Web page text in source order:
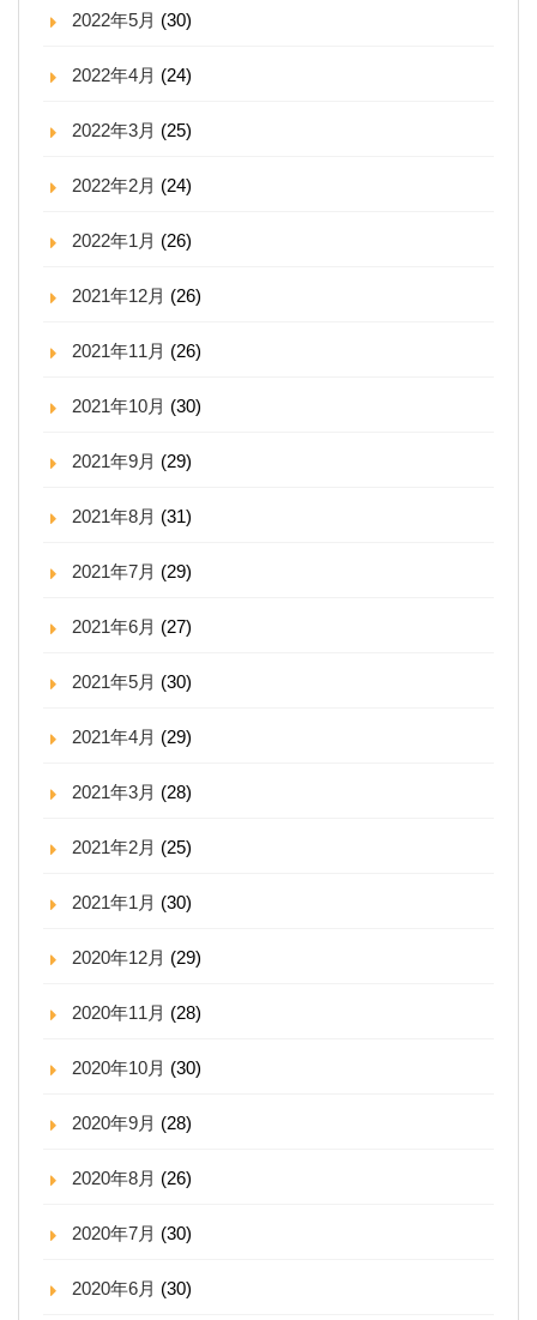
2022年5月 (30)
2022年4月 (24)
2022年3月 (25)
2022年2月 (24)
2022年1月 (26)
2021年12月 (26)
2021年11月 (26)
2021年10月 (30)
2021年9月 (29)
2021年8月 (31)
2021年7月 (29)
2021年6月 (27)
2021年5月 (30)
2021年4月 (29)
2021年3月 (28)
2021年2月 (25)
2021年1月 (30)
2020年12月 (29)
2020年11月 (28)
2020年10月 (30)
2020年9月 (28)
2020年8月 (26)
2020年7月 (30)
2020年6月 (30)